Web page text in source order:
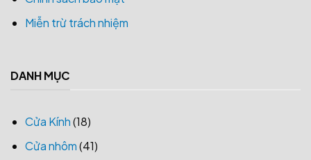
Miễn trừ trách nhiệm
DANH MỤC
Cửa Kính(18)
Cửa nhôm(41)